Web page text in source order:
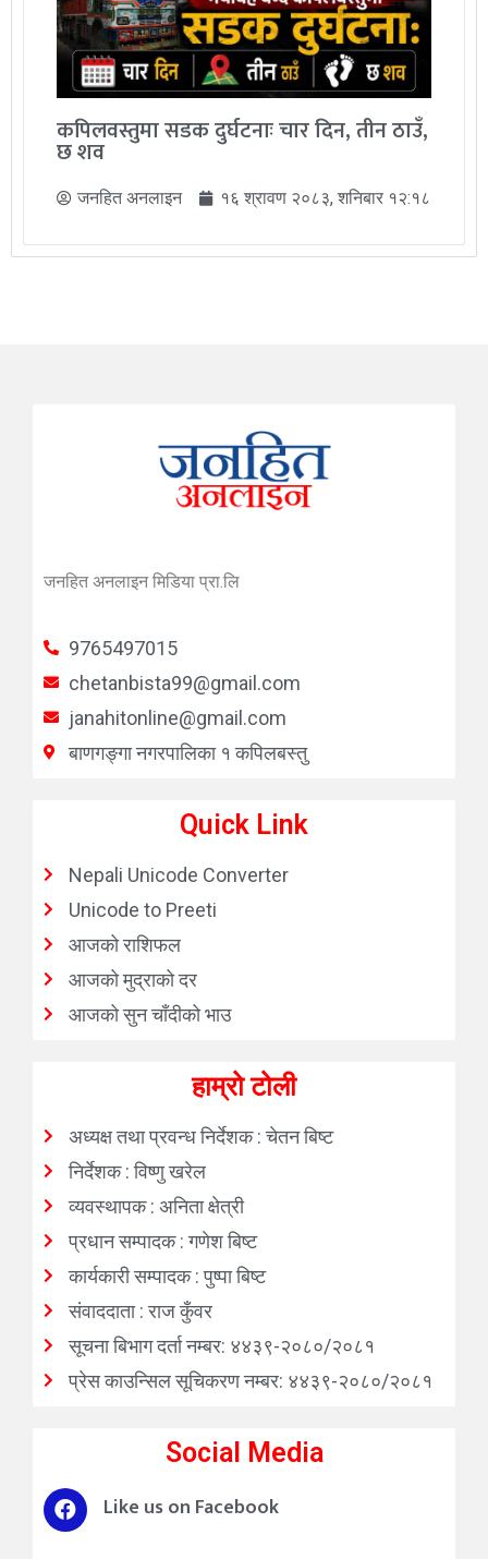
कपिलवस्तुमा सडक दुर्घटनाः चार दिन, तीन ठाउँ,
छ शव
जनहित अनलाइन १६ श्रावण २०८३, शनिबार १२:१८
जनहित अनलाइन मिडिया प्रा.लि
9765497015
chetanbista99@gmail.com
janahitonline@gmail.com
बाणगङ्गा नगरपालिका १ कपिलबस्तु
Quick Link
Nepali Unicode Converter
Unicode to Preeti
आजको राशिफल
आजको मुद्राको दर
आजको सुन चाँदीको भाउ
हाम्रो टोली
अध्यक्ष तथा प्रवन्ध निर्देशक : चेतन बिष्ट
निर्देशक : विष्णु खरेल
व्यवस्थापक : अनिता क्षेत्री
प्रधान सम्पादक : गणेश बिष्ट
कार्यकारी सम्पादक : पुष्पा बिष्ट
संवाददाता : राज कुँवर
सूचना बिभाग दर्ता नम्बर: ४४३९-२०८०/२०८१
प्रेस काउन्सिल सूचिकरण नम्बर: ४४३९-२०८०/२०८१
Social Media
Like us on Facebook